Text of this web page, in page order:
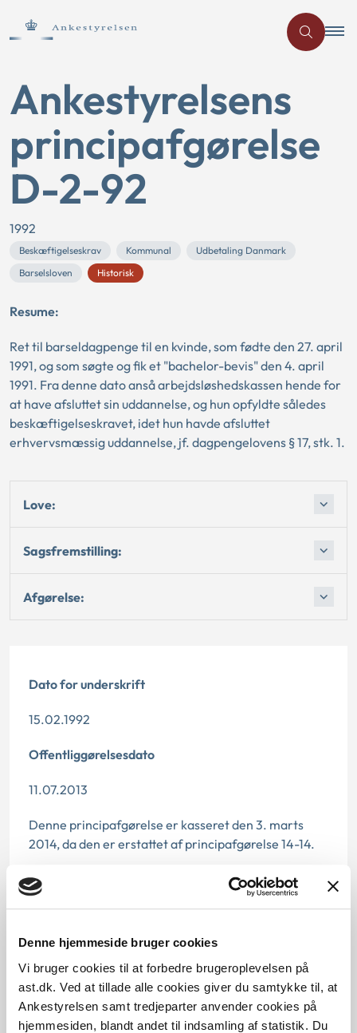
Denne hjemmeside bruger cookies
Vi bruger cookies til at forbedre brugeroplevelsen på
ast.dk. Ved at tillade alle cookies giver du samtykke til, at
Ankestyrelsen samt tredjeparter anvender cookies på
hjemmesiden, blandt andet til indsamling af statistik. Du
Ankestyrelsens
principafgørelse
D-2-92
1992
Beskæftigelseskrav Kommunal
Udbetaling Danmark
Barselsloven
Historisk
Resume:
Ret til barseldagpenge til en kvinde, som fødte den 27. april
1991, og som søgte og fik et "bachelor-bevis" den 4. april
1991. Fra denne dato anså arbejdsløshedskassen hende for
at have afsluttet sin uddannelse, og hun opfyldte således
beskæftigelseskravet, idet hun havde afsluttet
erhvervsmæssig uddannelse, jf. dagpengelovens § 17, stk. 1.
Love:
Sagsfremstilling:
Afgørelse:
Dato for underskrift
15.02.1992
Offentliggørelsesdato
11.07.2013
Denne principafgørelse er kasseret den 3. marts
2014, da den er erstattet af principafgørelse 14-14.
Paragraf
§ 29 § 17
Journalnummer
272-30991